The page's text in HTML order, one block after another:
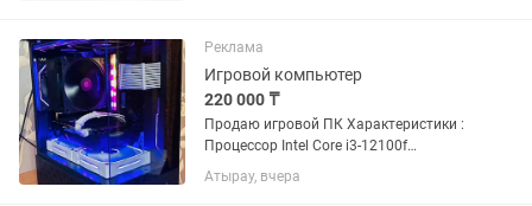
Количество ядер процессора: 10 ядер
Максимальная частота процессора:
4600...
Реклама
Игровой компьютер
220 000 ₸
Продаю игровой ПК Характеристики :
Процессор Intel Core i3-12100f
Оперативная память Silicon Xpower
DDR4 8X2GB 3600MHZ CL18 1TB SSD
Атырау, вчера